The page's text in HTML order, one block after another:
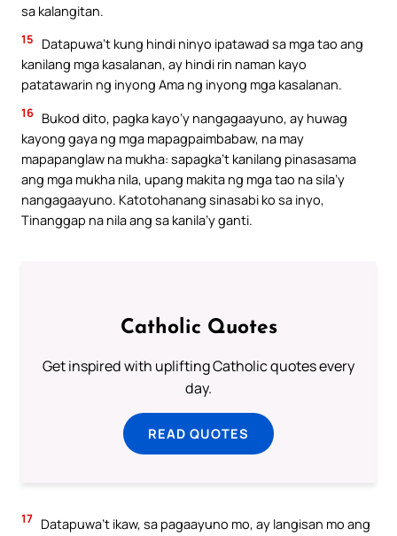
sa kalangitan.
15
Datapuwa’t kung hindi ninyo ipatawad sa mga tao ang
kanilang mga kasalanan, ay hindi rin naman kayo
patatawarin ng inyong Ama ng inyong mga kasalanan.
16 Bukod dito, pagka kayo’y nangagaayuno, ay huwag
kayong gaya ng mga mapagpaimbabaw, na may
mapapanglaw na mukha: sapagka’t kanilang pinasasama
ang mga mukha nila, upang makita ng mga tao na sila’y
nangagaayuno. Katotohanang sinasabi ko sa inyo,
Tinanggap na nila ang sa kanila’y ganti.
Catholic Quotes
Get inspired with uplifting Catholic quotes every
day.
READ QUOTES
17 Datapuwa’t ikaw, sa pagaayuno mo, ay langisan mo ang